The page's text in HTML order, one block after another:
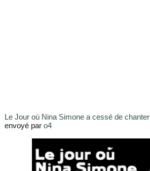
Le Jour où Nina Simone a cessé de chanter
envoyé par o4